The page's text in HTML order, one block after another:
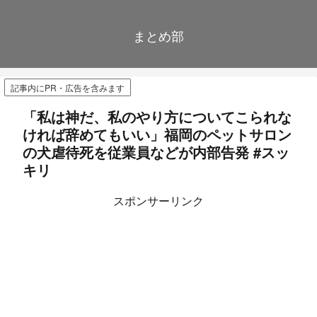
まとめ部
記事内にPR・広告を含みます
「私は神だ、私のやり方についてこられな
ければ辞めてもいい」福岡のペットサロン
の犬虐待死を従業員などが内部告発 #スッ
キリ
スポンサーリンク